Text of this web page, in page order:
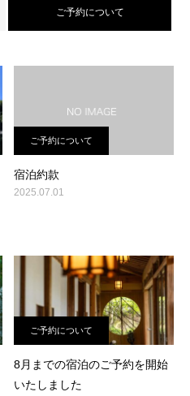
ご予約について
ご予約について
宿泊約款
2025.07.01
ご予約について
8月までの宿泊のご予約を開始
いたしました